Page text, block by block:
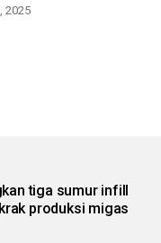
2025
tiga sumur infill
produksi migas